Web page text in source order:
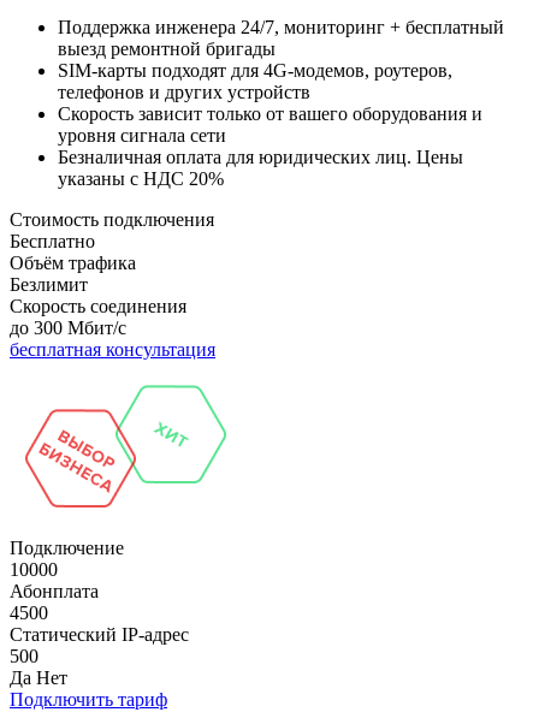
Поддержка инженера 24/7, мониторинг + бесплатный
выезд ремонтной бригады
SIM-карты подходят для 4G-модемов, роутеров,
телефонов и других устройств
Скорость зависит только от вашего оборудования и
уровня сигнала сети
Безналичная оплата для юридических лиц. Цены
указаны с НДС 20%
Стоимость подключения
Бесплатно
Объём трафика
Безлимит
Скорость соединения
до 300 Мбит/с
бесплатная консультация
Подключение
10000
Абонплата
4500
Статический IP-адрес
500
Да Нет
Подключить тариф